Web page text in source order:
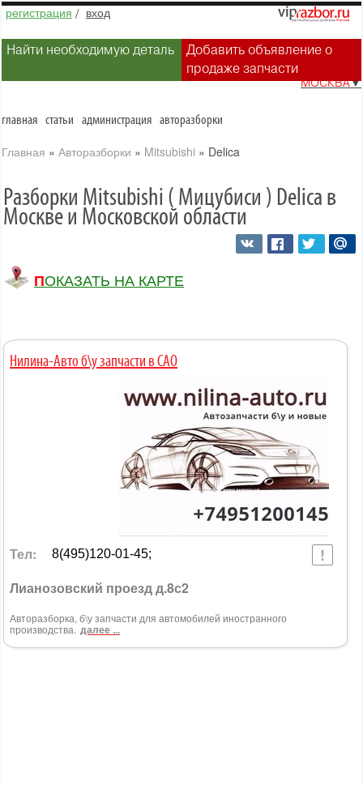
регистрация / вход
Найти необходимую деталь
Добавить объявление о
продаже запчасти
МОСКВА▼
главная статьи администрация авторазборки
Главная » Авторазборки » Mitsubishi » Delica
Разборки Mitsubishi ( Мицубиси ) Delica в
Москве и Московской области
ПОКАЗАТЬ НА КАРТЕ
Нилина-Авто б\у запчасти в САО
Тел: 8(495)120-01-45;
Лианозовский проезд д.8с2
Авторазборка, б\у запчасти для автомобилей иностранного
производства. далее ...